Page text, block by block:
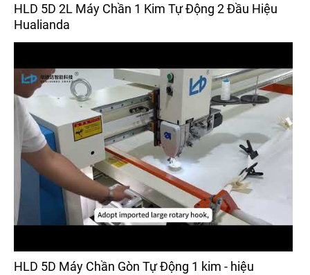
HLD 5D 2L Máy Chần 1 Kim Tự Động 2 Đầu Hiệu
Hualianda
HLD 5D Máy Chần Gòn Tự Động 1 kim - hiệu